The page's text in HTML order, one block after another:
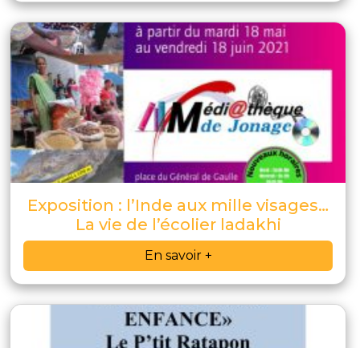
Exposition : l’Inde aux mille visages…
La vie de l’écolier ladakhi
En savoir +